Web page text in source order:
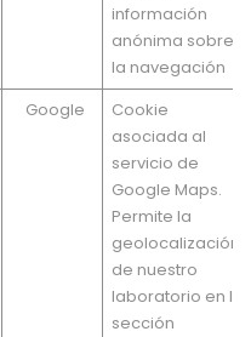
información
anónima sobre
la navegación
Google
Cookie
asociada al
servicio de
Google Maps.
Permite la
geolocalización
de nuestro
laboratorio en la
sección